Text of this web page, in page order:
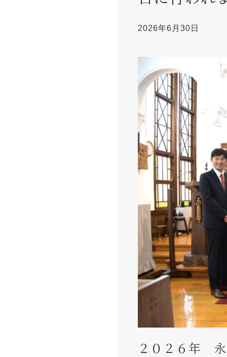
2026年6月30日
２０２６年